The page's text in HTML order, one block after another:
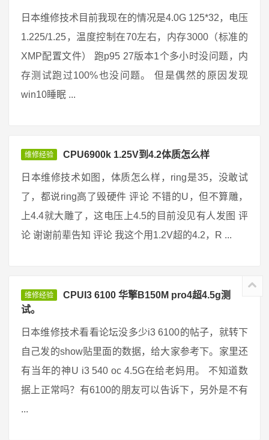
日本维修技术目前我现在的情况是4.0G 125*32，电压
1.225/1.25，温度控制在70左右，内存3000（标准的
XMP配置文件） 跑p95 27版本1个多小时没问题，内
存测试跑过100%也没问题。 但是偶然的原因发现
win10睡眠 ...
维修经验 CPU6900k 1.25V到4.2体质怎么样
日本维修技术如图，体质怎么样，ring是35，没敢试
了，都说ring高了毁硬件 评论 不错的U，但不算雕，
上4.4就大雕了，这电压上4.5的目前没见有人发图 评
论 谢谢前辈告知 评论 我这个用1.2V超的4.2，R ...
维修经验
CPUI3 6100 华擎B150M pro4超4.5g测
试。
日本维修技术看看论坛没多少i3 6100的帖子，就转下
自己发的show贴里面的数据，给大家参考下。家里还
有当年的神U i3 540 oc 4.5G在给老妈用。 不知道数
据上正常吗？有6100的朋友可以告诉下，另外是不有
...